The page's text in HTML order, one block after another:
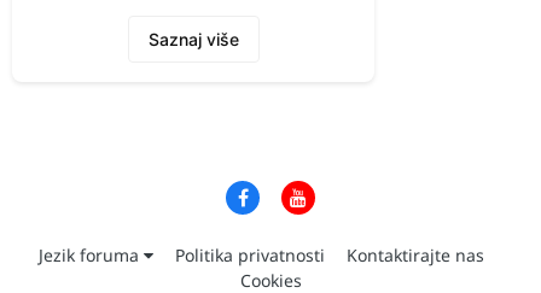
Saznaj više
Jezik foruma Politika privatnosti
Kontaktirajte nas
Cookies